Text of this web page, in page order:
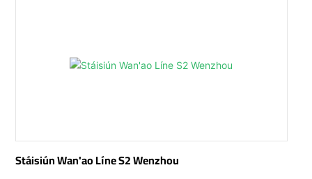
Stáisiún Wan'ao Líne S2 Wenzhou